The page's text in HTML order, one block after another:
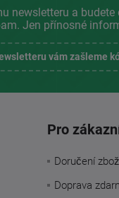
newsletteru a budete
Jen přínosné
vám zašleme
Pro
Doručení
Doprava